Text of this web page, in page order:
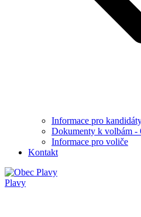
Informace pro
Dokumenty k volbám -
Informace pro voliče
Kontakt
Plavy